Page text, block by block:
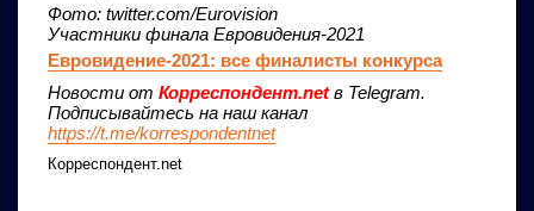
Фото: twitter.com/Eurovision
Участники финала Евровидения-2021
Евровидение-2021: все финалисты конкурса
Новости от Корреспондент.netв Telegram.
Подписывайтесь на наш канал
https://t.me/korrespondentnet
Корреспондент.net